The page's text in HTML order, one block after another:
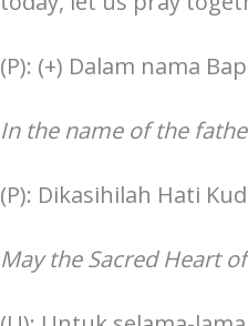
(P): (+) Dalam nama
In the name of the
(P): Dikasihilah Hati
May the Sacred Heart